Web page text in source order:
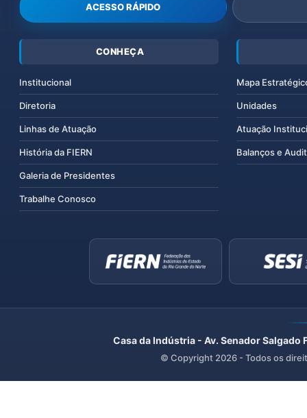
ACESSO RÁPIDO
CONHEÇA
Institucional
Diretoria
Linhas de Atuação
História da FIERN
Galeria de Presidentes
Trabalhe Conosco
Mapa
Unidades
Atuação
Balanços e
Casa da Indústria - Av. Senador
© Copyright 2026 - Todos os